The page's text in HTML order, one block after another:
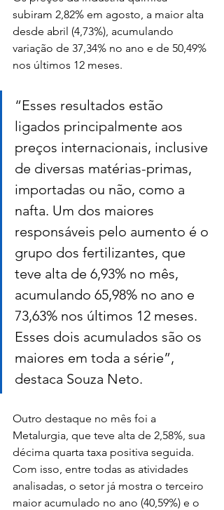
subiram 2,82% em agosto, a maior alta
desde abril (4,73%), acumulando
variação de 37,34% no ano e de 50,49%
nos últimos 12 meses.
“Esses resultados estão
ligados principalmente aos
preços internacionais, inclusive
de diversas matérias-primas,
importadas ou não, como a
nafta. Um dos maiores
responsáveis pelo aumento é o
grupo dos fertilizantes, que
teve alta de 6,93% no mês,
acumulando 65,98% no ano e
73,63% nos últimos 12 meses.
Esses dois acumulados são os
maiores em toda a série”,
destaca Souza Neto.
Outro destaque no mês foi a
Metalurgia, que teve alta de 2,58%, sua
décima quarta taxa positiva seguida.
Com isso, entre todas as atividades
analisadas, o setor já mostra o terceiro
maior acumulado no ano (40,59%) e o